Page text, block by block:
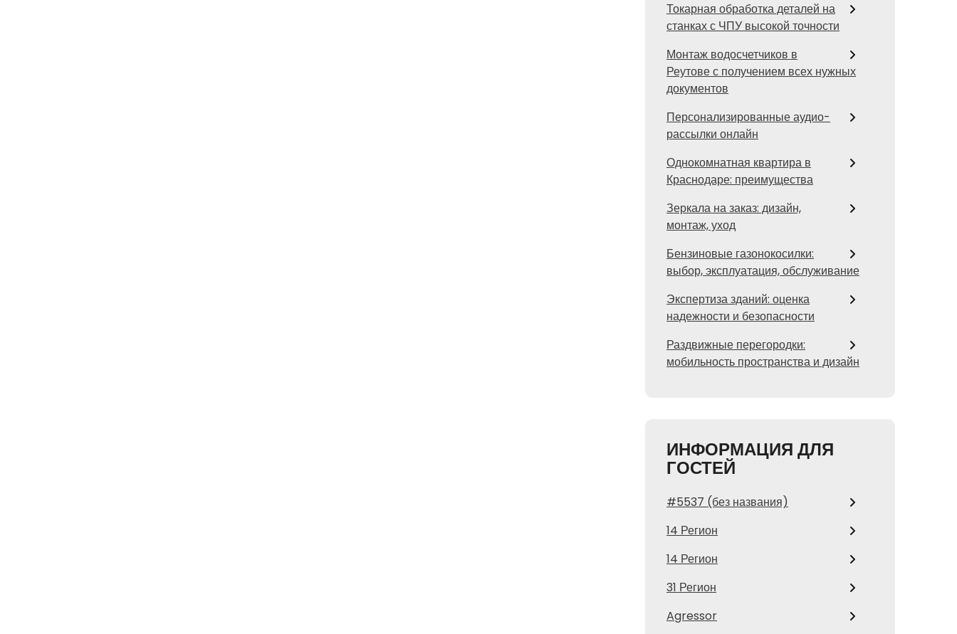
Токарная обработка деталей на
станках с ЧПУ высокой точности
Монтаж водосчетчиков в
Реутове с получением всех нужных
документов
Персонализированные аудио-
рассылки онлайн
Однокомнатная квартира в
Краснодаре: преимущества
Зеркала на заказ: дизайн,
монтаж, уход
Бензиновые газонокосилки:
выбор, эксплуатация, обслуживание
Экспертиза зданий: оценка
надежности и безопасности
Раздвижные перегородки:
мобильность пространства и дизайн
ИНФОРМАЦИЯ ДЛЯ
ГОСТЕЙ
#5537 (без названия)
14 Регион
14 Регион
31 Регион
Agressor